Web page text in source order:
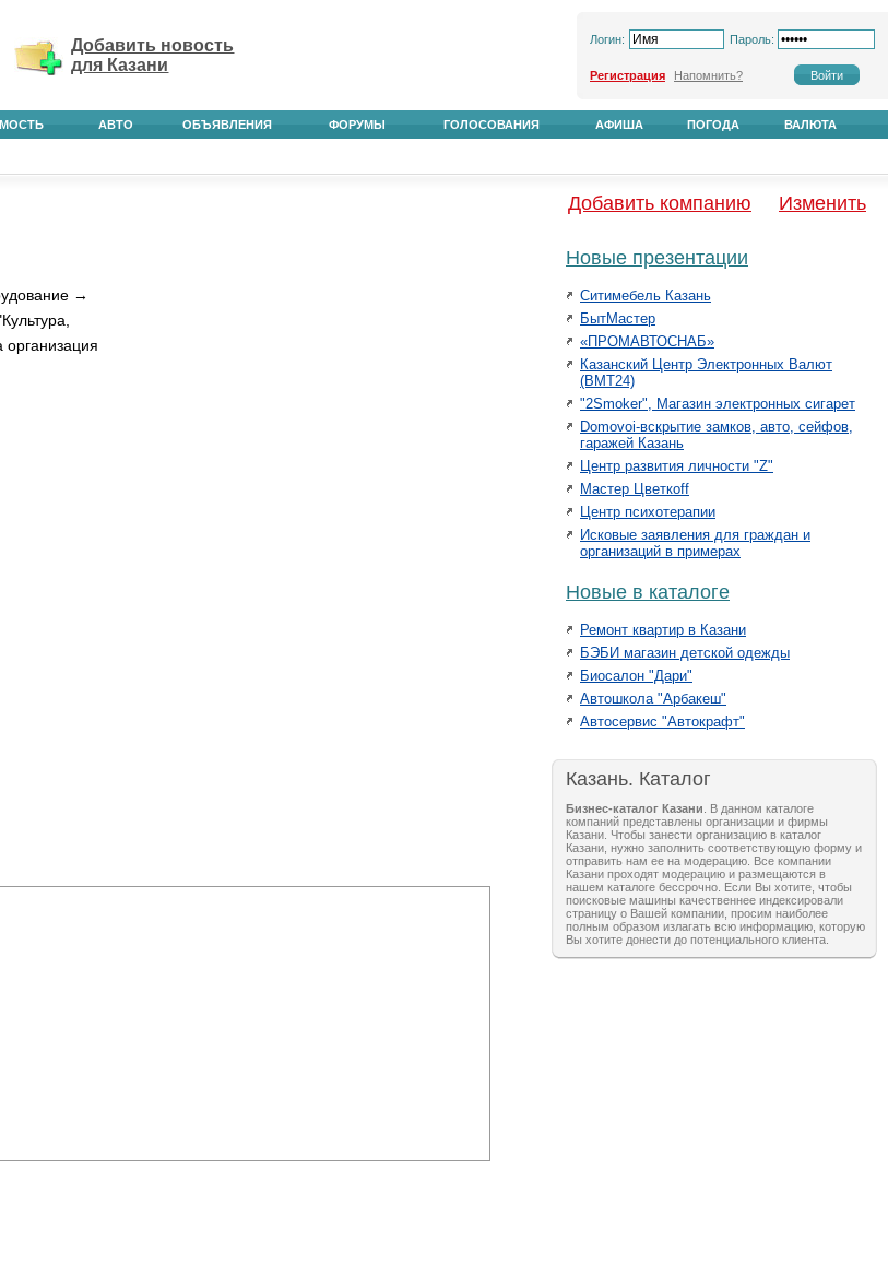
Добавить новость
для Казани
Логин: Пароль:
Регистрация Напомнить?
АВТО ОБЪЯВЛЕНИЯ ФОРУМЫ ГОЛОСОВАНИЯ АФИША ПОГОДА ВАЛЮТА
Добавить компанию Изменить
→
Новые презентации
Ситимебель Казань
БытМастер
«ПРОМАВТОСНАБ»
Казанский Центр Электронных Валют
(ВМТ24)
"2Smoker", Магазин электронных сигарет
Domovoi-вскрытие замков, авто, сейфов,
гаражей Казань
Центр развития личности "Z"
Мастер Цветкоff
Центр психотерапии
Исковые заявления для граждан и
организаций в примерах
Новые в каталоге
Ремонт квартир в Казани
БЭБИ магазин детской одежды
Биосалон "Дари"
Автошкола "Арбакеш"
Автосервис "Автокрафт"
Казань. Каталог
Бизнес-каталог Казани . В данном каталоге
компаний представлены организации и фирмы
Казани. Чтобы занести организацию в каталог
Казани, нужно заполнить соответствующую форму и
отправить нам ее на модерацию. Все компании
Казани проходят модерацию и размещаются в
нашем каталоге бессрочно. Если Вы хотите, чтобы
поисковые машины качественнее индексировали
страницу о Вашей компании, просим наиболее
полным образом излагать всю информацию, которую
Вы хотите донести до потенциального клиента.